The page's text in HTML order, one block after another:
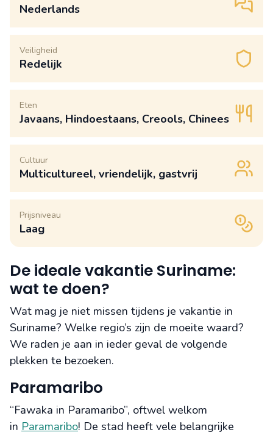
Nederlands
Veiligheid
Redelijk
Eten
Javaans, Hindoestaans, Creools, Chinees
Cultuur
Multicultureel, vriendelijk, gastvrij
Prijsniveau
Laag
De ideale vakantie Suriname:
wat te doen?
Wat mag je niet missen tijdens je vakantie in
Suriname? Welke regio’s zijn de moeite waard?
We raden je aan in ieder geval de volgende
plekken te bezoeken.
Paramaribo
“Fawaka in Paramaribo”, oftwel welkom
in Paramaribo! De stad heeft vele belangrijke